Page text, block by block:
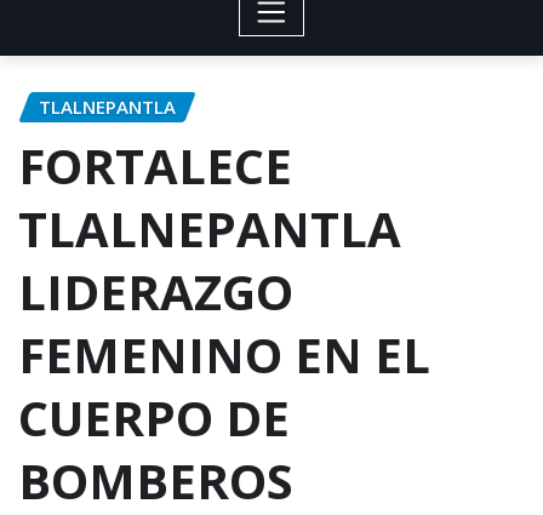
TLALNEPANTLA
FORTALECE
TLALNEPANTLA
LIDERAZGO
FEMENINO EN EL
CUERPO DE
BOMBEROS